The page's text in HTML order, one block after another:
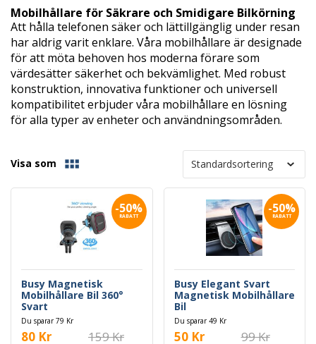
Mobilhållare för Säkrare och Smidigare Bilkörning
Att hålla telefonen säker och lättillgänglig under resan
har aldrig varit enklare. Våra mobilhållare är designade
för att möta behoven hos moderna förare som
värdesätter säkerhet och bekvämlighet. Med robust
konstruktion, innovativa funktioner och universell
kompatibilitet erbjuder våra mobilhållare en lösning
för alla typer av enheter och användningsområden.
Visa som
-50%
RABATT
Busy Magnetisk
Mobilhållare Bil 360°
Svart
Du sparar 79 Kr
80 Kr 159 Kr
-50%
RABATT
Busy Elegant Svart
Magnetisk Mobilhållare
Bil
Du sparar 49 Kr
50 Kr 99 Kr